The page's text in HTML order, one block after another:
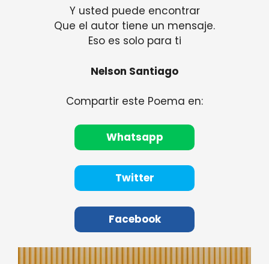
Y usted puede encontrar
Que el autor tiene un mensaje.
Eso es solo para ti
Nelson Santiago
Compartir este Poema en:
Whatsapp
Twitter
Facebook